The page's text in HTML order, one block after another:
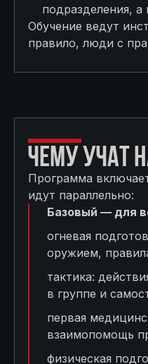
подразделения, а
Обучение ведут
правило, люди с
ЧЕМУ УЧАТ
Программа
идут параллельно:
Базовый — для
огневая
оружием,
тактика:
в группе и
первая
взаимопомощь
физическая